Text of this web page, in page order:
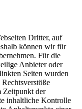
Dritter, auf
können wir für
Für die
Anbieter oder
Seiten wurden
Zeitpunkt der
inhaltliche Kontrolle